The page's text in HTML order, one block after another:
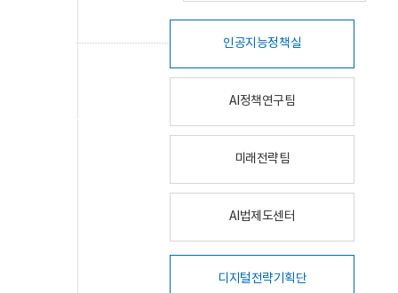
인공지능정책실
AI정책연구팀
미래전략팀
AI법제도센터
디지털전략기획단